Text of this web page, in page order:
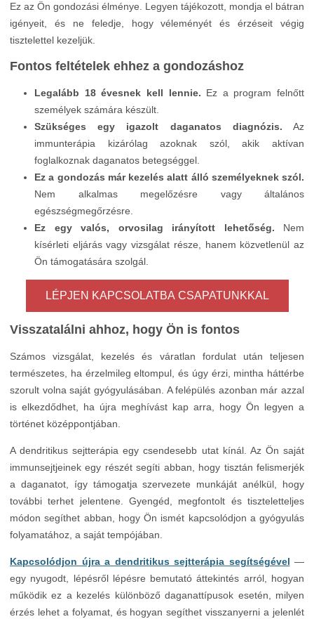
Ez az Ön gondozási élménye. Legyen tájékozott, mondja el bátran
igényeit, és ne feledje, hogy véleményét és érzéseit végig
tisztelettel kezeljük.
Fontos feltételek ehhez a gondozáshoz
Legalább 18 évesnek kell lennie. Ez a program felnőtt
személyek számára készült.
Szükséges egy igazolt daganatos diagnózis. Az
immunterápia kizárólag azoknak szól, akik aktívan
foglalkoznak daganatos betegséggel.
Ez a gondozás már kezelés alatt álló személyeknek szól.
Nem alkalmas megelőzésre vagy általános
egészségmegőrzésre.
Ez egy valós, orvosilag irányított lehetőség. Nem
kísérleti eljárás vagy vizsgálat része, hanem közvetlenül az
Ön támogatására szolgál.
LÉPJEN KAPCSOLATBA CSAPATUNKKAL
Visszatalálni ahhoz, hogy Ön is fontos
Számos vizsgálat, kezelés és váratlan fordulat után teljesen
természetes, ha érzelmileg eltompul, és úgy érzi, mintha háttérbe
szorult volna saját gyógyulásában. A felépülés azonban már azzal
is elkezdődhet, ha újra meghívást kap arra, hogy Ön legyen a
történet középpontjában.
A dendritikus sejtterápia egy csendesebb utat kínál. Az Ön saját
immunsejtjeinek egy részét segíti abban, hogy tisztán felismerjék
a daganatot, így támogatja szervezete munkáját anélkül, hogy
további terhet jelentene. Gyengéd, megfontolt és tiszteletteljes
módon segíthet abban, hogy Ön ismét kapcsolódjon a gyógyulás
folyamatához, a saját tempójában.
Kapcsolódjon újra a dendritikus sejtterápia segítségével —
egy nyugodt, lépésről lépésre bemutató áttekintés arról, hogyan
működik ez a kezelés különböző daganattípusok esetén, milyen
érzés lehet a folyamat, és hogyan segíthet visszanyerni a jelenlét